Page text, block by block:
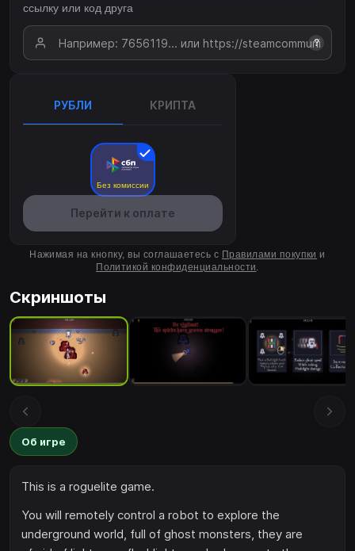
ссылку или код друга
?
РУБЛИ КРИПТА
Без комиссии
Перейти к оплате
Нажимая на кнопку, вы соглашаетесь с Правилами покупки и
Политикой конфиденциальности.
Скриншоты
Об игре
This is a roguelite game.
You will remotely control a robot to explore the
underground world, full of ghost monsters, they are